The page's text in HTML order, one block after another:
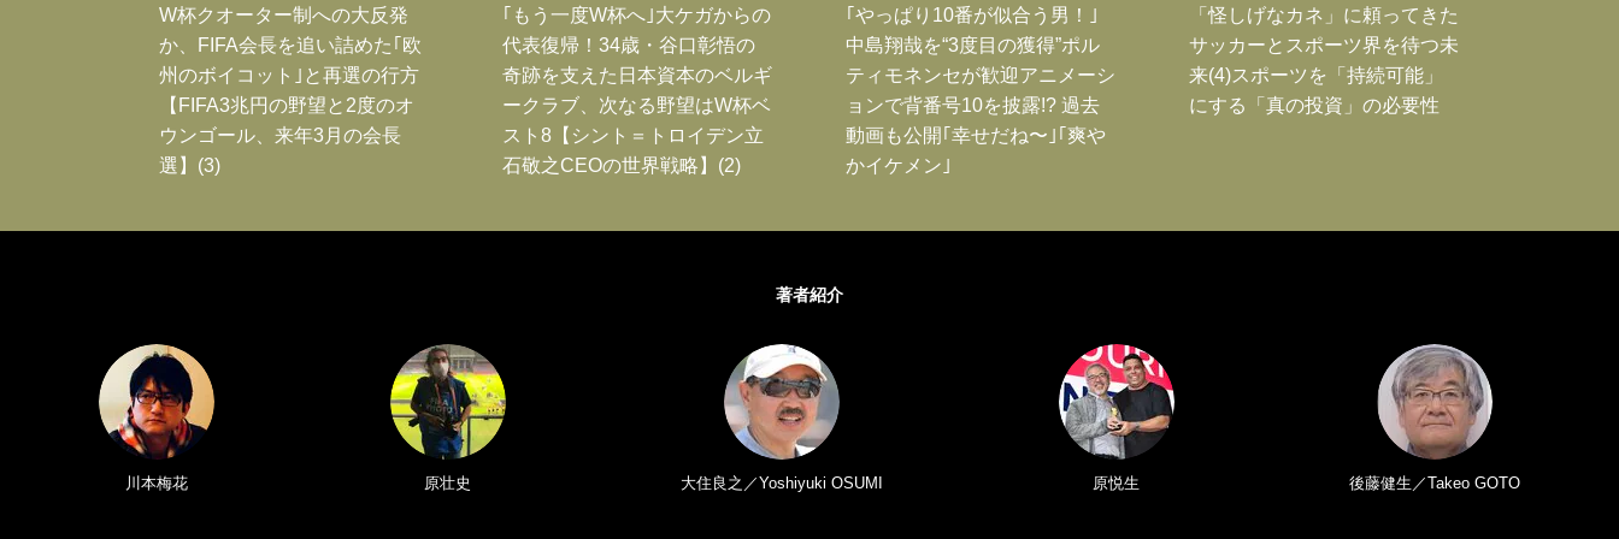
W杯クオーター制への大反発
か、FIFA会長を追い詰めた｢欧
州のボイコット｣と再選の行方
【FIFA3兆円の野望と2度のオ
ウンゴール、来年3月の会長
選】(3)
｢もう一度W杯へ｣大ケガからの
代表復帰！34歳・谷口彰悟の
奇跡を支えた日本資本のベルギ
ークラブ、次なる野望はW杯ベ
スト8【シント＝トロイデン立
石敬之CEOの世界戦略】(2)
｢やっぱり10番が似合う男！｣
中島翔哉を“3度目の獲得”ポル
ティモネンセが歓迎アニメーシ
ョンで背番号10を披露!? 過去
動画も公開｢幸せだね〜｣｢爽や
かイケメン｣
「怪しげなカネ」に頼ってきた
サッカーとスポーツ界を待つ未
来(4)スポーツを「持続可能」
にする「真の投資」の必要性
著者紹介
川本梅花 原壮史 大住良之／Yoshiyuki OSUMI 原悦生 後藤健生／Takeo GOTO